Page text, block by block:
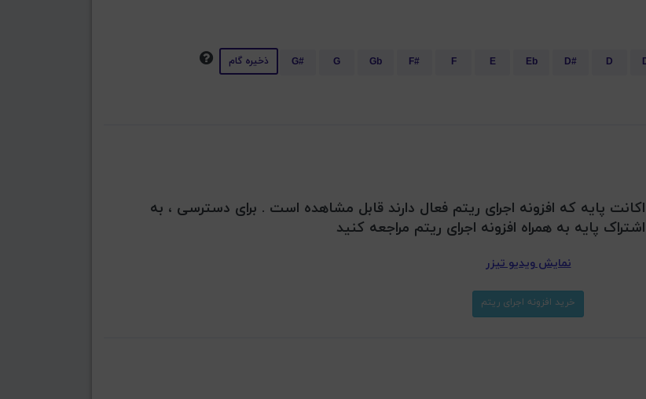
D
D#
Eb
E
F
F#
Gb
G
G# ذخیره گام
اکانت پایه که افزونه اجرای ریتم فعال دارند قابل مشاهده است . برای دسترسی ، به
پایه به همراه افزونه اجرای ریتم مراجعه کنید
نمایش ویدیو تیزر
خرید افزونه اجرای ریتم